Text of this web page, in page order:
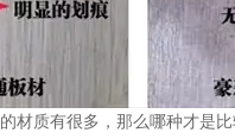
的材质有很多，那么哪种才是